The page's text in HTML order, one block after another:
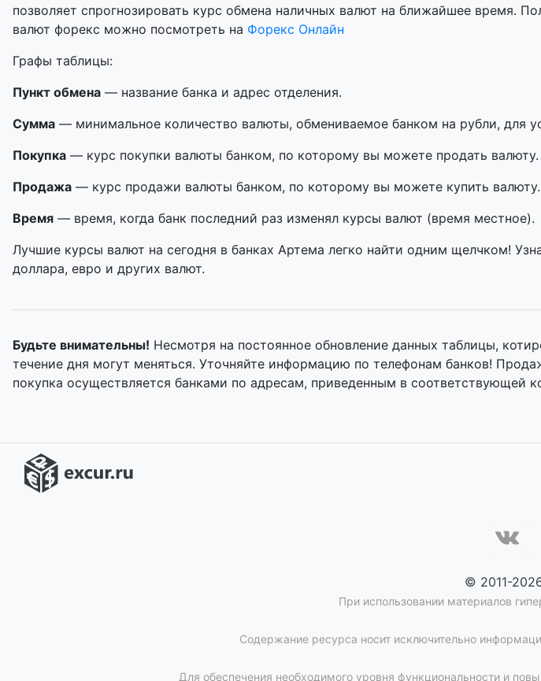
позволяет спрогнозировать курс обмена наличных валют на ближайшее время.
валют форекс можно посмотреть на Форекс Онлайн
Графы таблицы:
Пункт обмена — название банка и адрес отделения.
Сумма — минимальное количество валюты, обмениваемое банком на рубли, для
Покупка — курс покупки валюты банком, по которому вы можете продать валюту.
Продажа — курс продажи валюты банком, по которому вы можете купить валюту.
Время — время, когда банк последний раз изменял курсы валют (время местное).
Лучшие курсы валют на сегодня в банках Артема легко найти одним щелчком!
доллара, евро и других валют.
Будьте внимательны! Несмотря на постоянное обновление данных таблицы,
течение дня могут меняться. Уточняйте информацию по телефонам банков!
покупка осуществляется банками по адресам, приведенным в соответствующей
© 2011-
При использовании материалов
Содержание ресурса носит исключительно
Для обеспечения необходимого уровня функциональности и